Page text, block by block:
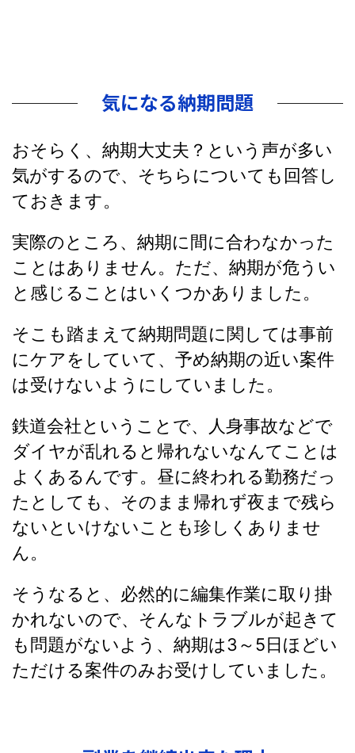
気になる納期問題
おそらく、納期大丈夫？という声が多い
気がするので、そちらについても回答し
ておきます。
実際のところ、納期に間に合わなかった
ことはありません。ただ、納期が危うい
と感じることはいくつかありました。
そこも踏まえて納期問題に関しては事前
にケアをしていて、予め納期の近い案件
は受けないようにしていました。
鉄道会社ということで、人身事故などで
ダイヤが乱れると帰れないなんてことは
よくあるんです。昼に終われる勤務だっ
たとしても、そのまま帰れず夜まで残ら
ないといけないことも珍しくありませ
ん。
そうなると、必然的に編集作業に取り掛
かれないので、そんなトラブルが起きて
も問題がないよう、納期は3～5日ほどい
ただける案件のみお受けしていました。